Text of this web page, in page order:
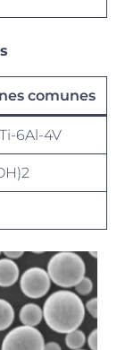
comunes
6Al-4V